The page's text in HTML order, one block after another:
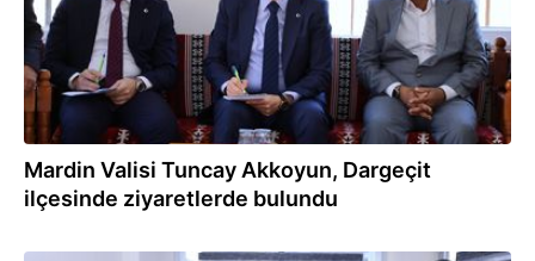
Mardin Valisi Tuncay Akkoyun, Dargeçit
ilçesinde ziyaretlerde bulundu